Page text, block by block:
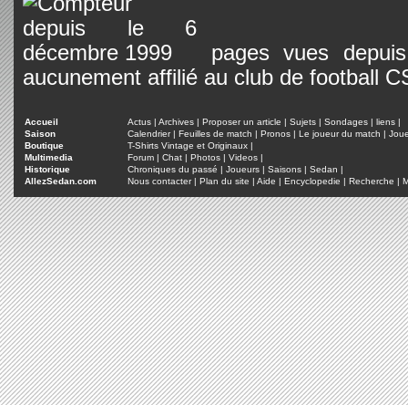
pages vues
aucunement affilié au club de football
Accueil Actus | Archives | Proposer un article | Sujets | Sondages | liens |
Saison
Calendrier| Feuilles de match | Pronos | Le joueur du match |
Boutique
T-Shirts Vintage et Originaux |
Multimedia
Forum | Chat | Photos | Videos |
Historique
Chroniques du passé | Joueurs | Saisons | Sedan |
AllezSedan.com
Nous contacter| Plan du site | Aide | Encyclopedie | Recherche |